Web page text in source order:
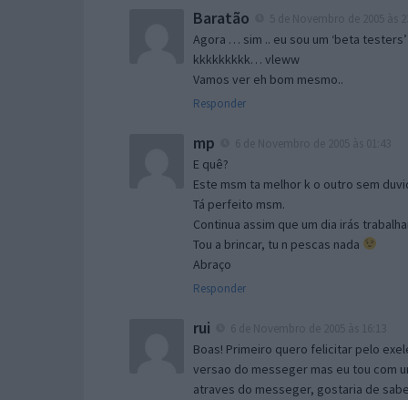
Baratão
Agora … sim .. eu sou um ‘beta testers’
kkkkkkkkk… vleww
Vamos ver eh bom mesmo..
Responder
mp
E quê?
Este msm ta melhor k o outro sem
Tá perfeito msm.
Continua assim que um dia irás
Tou a brincar, tu n pescas nada
Abraço
Responder
rui
Boas! Primeiro quero felicitar pelo
versao do messeger mas eu tou com
atraves do messeger, gostaria de